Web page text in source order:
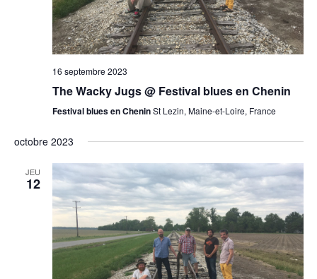
16 septembre 2023
The Wacky Jugs @ Festival blues en Chenin
Festival blues en CheninSt Lezin, Maine-et-Loire, France
octobre 2023
JEU
12